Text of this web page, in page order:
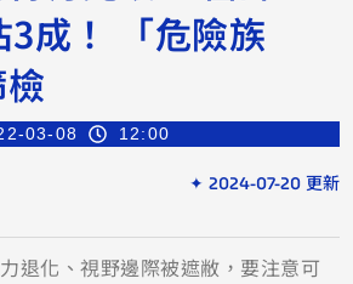
成！ 「危險族
03-08 12:00
✦ 2024-07-20 更新
退化、視野邊際被遮敝，要注意可